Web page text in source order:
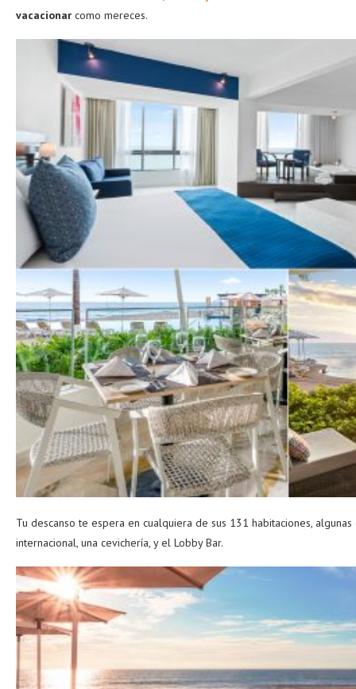
vacacionar como mereces.
Tu descanso te espera en cualquiera de sus 131 habitaciones,
internacional, una cevichería, y el Lobby Bar.